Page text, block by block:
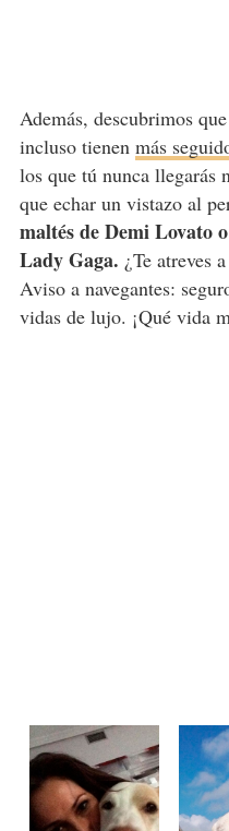
Además, descubrimos
incluso tienen más
los que tú nunca llegarás
que echar un vistazo al
maltés de Demi Lovato
Lady Gaga. ¿Te atreves a
Aviso a navegantes:
vidas de lujo. ¡Qué vida